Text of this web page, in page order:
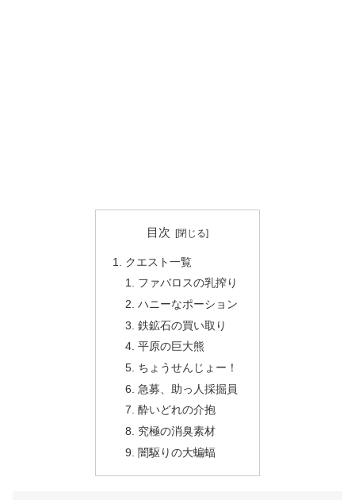
目次
クエスト一覧
ファバロスの乳搾り
ハニーなポーション
鉄鉱石の買い取り
平原の巨大熊
ちょうせんじょー！
急募、助っ人採掘員
酔いどれの介抱
究極の消臭素材
闇駆りの大蝙蝠